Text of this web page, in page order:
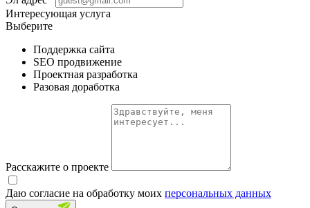
Интересующая услуга
Выберите
Поддержка сайта
SEO продвижение
Проектная разработка
Разовая доработка
Расскажите о проекте
Даю согласие на обработку моих персональных данных